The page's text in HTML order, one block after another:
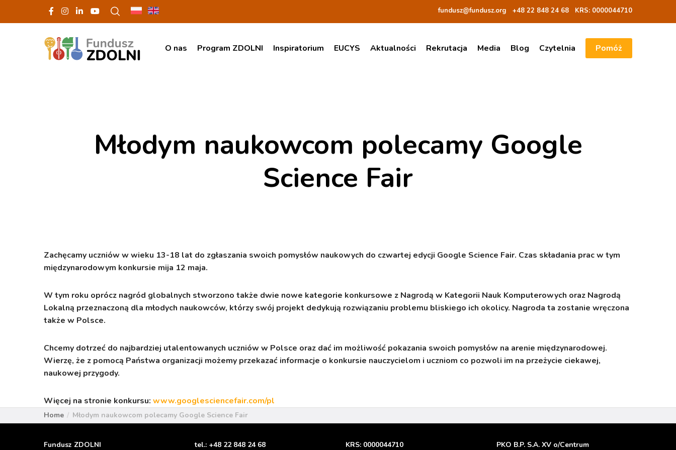
fundusz@fundusz.org +48 22 848 24 68 KRS: 0000044710
O nas Program ZDOLNI Inspiratorium EUCYS Aktualności Rekrutacja Media Blog Czytelnia Pomóż
Młodym naukowcom polecamy Google
Science Fair
Zachęcamy uczniów w wieku 13-18 lat do zgłaszania swoich pomysłów naukowych do czwartej edycji Google Science Fair. Czas składania prac w tym
międzynarodowym konkursie mija 12 maja.
W tym roku oprócz nagród globalnych stworzono także dwie nowe kategorie konkursowe z Nagrodą w Kategorii Nauk Komputerowych oraz Nagrodą
Lokalną przeznaczoną dla młodych naukowców, którzy swój projekt dedykują rozwiązaniu problemu bliskiego ich okolicy. Nagroda ta zostanie wręczona
także w Polsce.
Chcemy dotrzeć do najbardziej utalentowanych uczniów w Polsce oraz dać im możliwość pokazania swoich pomysłów na arenie międzynarodowej.
Wierzę, że z pomocą Państwa organizacji możemy przekazać informacje o konkursie nauczycielom i uczniom co pozwoli im na przeżycie ciekawej,
naukowej przygody.
Więcej na stronie konkursu: www.googlesciencefair.com/pl
Home Młodym naukowcom polecamy Google Science Fair
Fundusz ZDOLNI tel.: +48 22 848 24 68 KRS: 0000044710 PKO B.P. S.A. XV o/Centrum